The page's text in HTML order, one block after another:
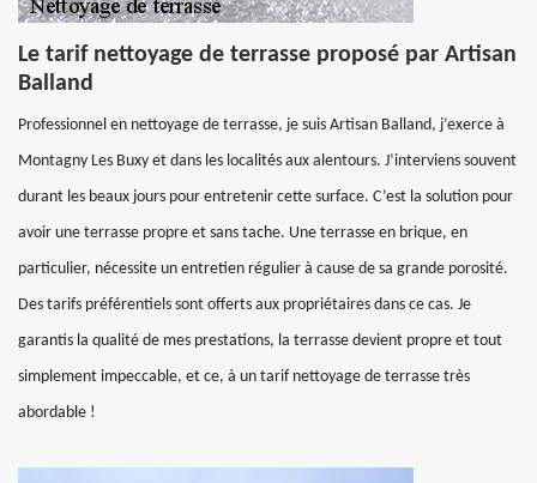
Le tarif nettoyage de terrasse proposé par Artisan
Balland
Professionnel en nettoyage de terrasse, je suis Artisan Balland, j’exerce à
Montagny Les Buxy et dans les localités aux alentours. J’interviens souvent
durant les beaux jours pour entretenir cette surface. C’est la solution pour
avoir une terrasse propre et sans tache. Une terrasse en brique, en
particulier, nécessite un entretien régulier à cause de sa grande porosité.
Des tarifs préférentiels sont offerts aux propriétaires dans ce cas. Je
garantis la qualité de mes prestations, la terrasse devient propre et tout
simplement impeccable, et ce, à un tarif nettoyage de terrasse très
abordable !